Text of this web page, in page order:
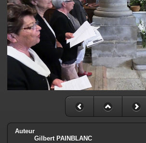
Auteur
Gilbert PAINBLANC